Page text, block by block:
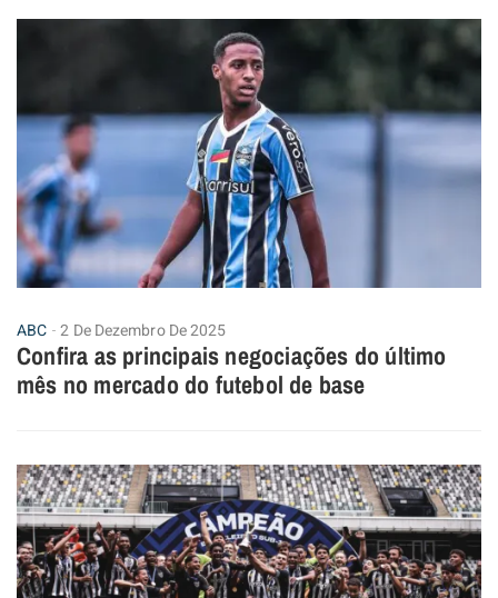
ABC 2 De Dezembro De 2025
Confira as principais negociações do último
mês no mercado do futebol de base